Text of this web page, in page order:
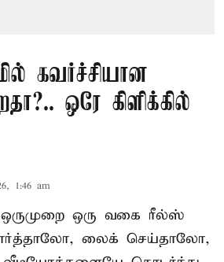
கவர்ச்சியான
ஒரே கிளிக்கில்
1:46 am
ஒருமுறை ஒரு வகை ரீல்ஸ்
லைக் செய்தாலோ,